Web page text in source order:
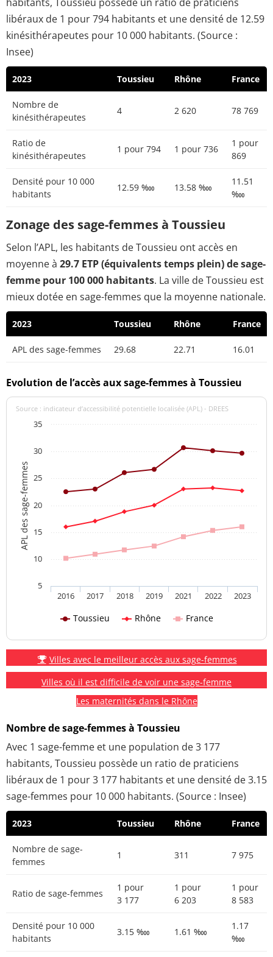
libéraux de 1 pour 794 habitants et une densité de 12.59
kinésithérapeutes pour 10 000 habitants. (Source :
Insee)
2023 Toussieu Rhône France
Nombre de
kinésithérapeutes
4 2 620 78 769
Ratio de
kinésithérapeutes
1 pour 794 1 pour 736
1 pour
869
Densité pour 10 000
habitants
12.59 ‱ 13.58 ‱
11.51
‱
Zonage des sage-femmes à Toussieu
Selon l’APL, les habitants de Toussieu ont accès en
moyenne à 29.7 ETP (équivalents temps plein) de sage-
femme pour 100 000 habitants. La ville de Toussieu est
mieux dotée en sage-femmes que la moyenne nationale.
2023 Toussieu Rhône France
APL des sage-femmes 29.68 22.71 16.01
Evolution de l’accès aux sage-femmes à Toussieu
APL des sage-femmes
Source : indicateur d’accessibilité potentielle localisée (APL) - DREES
Toussieu Rhône France
2016 2017 2018 2019 2021 2022 2023
5
10
15
20
25
30
35
Villes avec le meilleur accès aux sage-femmes
Villes où il est difficile de voir une sage-femme
Les maternités dans le Rhône
Nombre de sage-femmes à Toussieu
Avec 1 sage-femme et une population de 3 177
habitants, Toussieu possède un ratio de praticiens
libéraux de 1 pour 3 177 habitants et une densité de 3.15
sage-femmes pour 10 000 habitants. (Source : Insee)
2023 Toussieu Rhône France
Nombre de sage-
femmes
1 311 7 975
Ratio de sage-femmes
1 pour
3 177
1 pour
6 203
1 pour
8 583
Densité pour 10 000
habitants
3.15 ‱ 1.61 ‱
1.17
‱